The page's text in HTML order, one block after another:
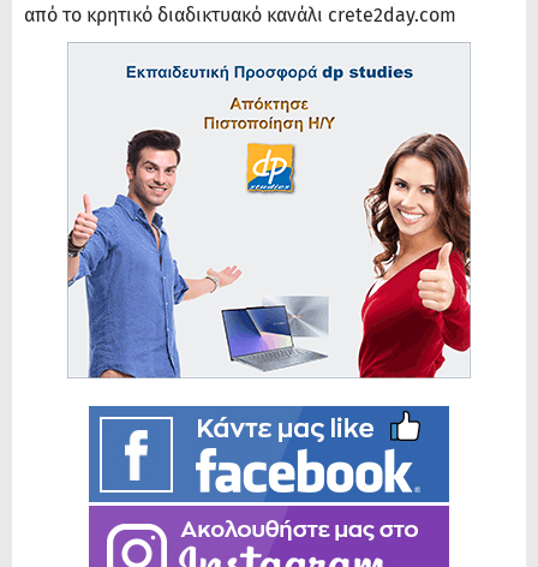
από το κρητικό διαδικτυακό κανάλι crete2day.com